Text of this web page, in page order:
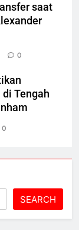
saat
0
Tengah
0
SEARCH